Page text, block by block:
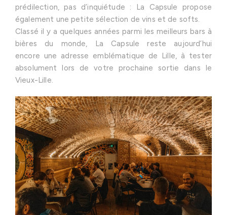
prédilection, pas d’inquiétude : La Capsule propose
également une petite sélection de vins et de softs.
Classé il y a quelques années parmi les meilleurs bars à
bières du monde, La Capsule reste aujourd’hui
encore une adresse emblématique de Lille, à tester
absolument lors de votre prochaine sortie dans le
Vieux-Lille.